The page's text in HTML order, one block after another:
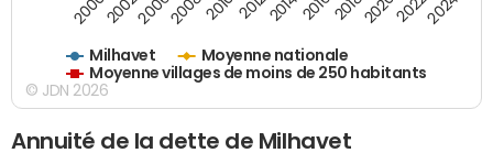
Milhavet
Moyenne nationale
Moyenne villages de moins de 250 habitants
2000200220062008 2020 2024
© JDN 2026
Annuité de la dette de Milhavet